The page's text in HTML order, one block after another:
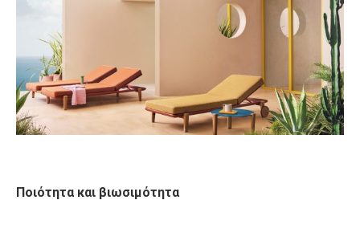
Ποιότητα και βιωσιμότητα